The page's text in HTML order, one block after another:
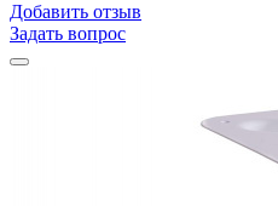
Добавить отзыв
Задать вопрос